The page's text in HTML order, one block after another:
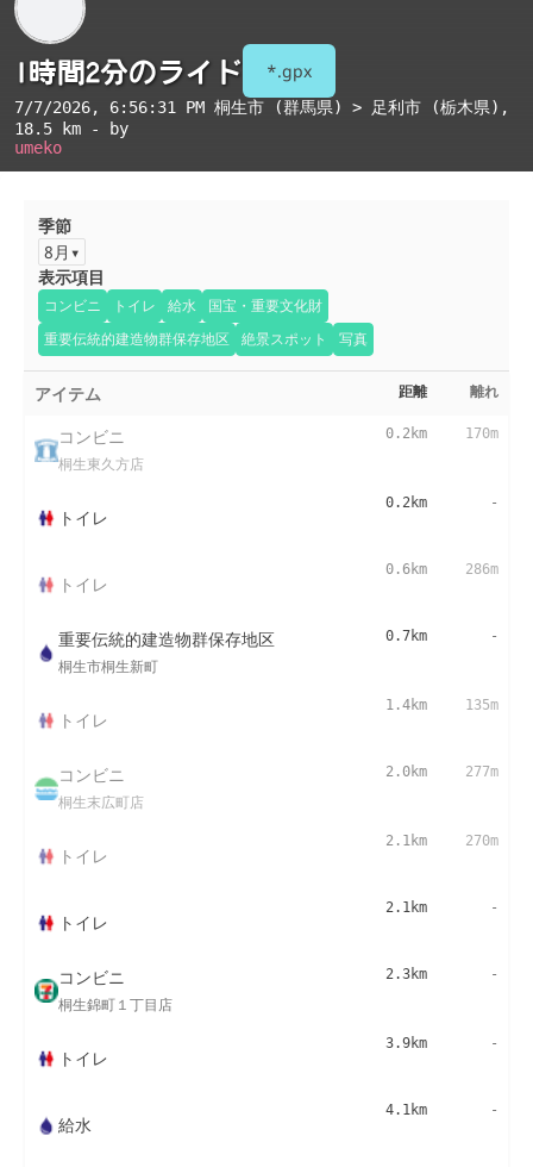
1時間2分のライド *.gpx
7/7/2026, 6:56:31 PM 桐生市 (群馬県) > 足利市 (栃木県) ,
18.5 km - by
umeko
季節
8月
表示項目
コンビニ トイレ 給水
国宝・重要文化財
重要伝統的建造物群保存地区
絶景スポット 写真
アイテム 距離 離れ
コンビニ
桐生東久方店
0.2km 170m
トイレ
0.2km -
トイレ
0.6km 286m
重要伝統的建造物群保存地区
桐生市桐生新町
0.7km -
トイレ
1.4km 135m
コンビニ
桐生末広町店
2.0km 277m
トイレ
2.1km 270m
トイレ
2.1km -
コンビニ
桐生錦町１丁目店
2.3km -
トイレ
3.9km -
給水
4.1km -